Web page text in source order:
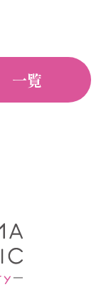
一覧